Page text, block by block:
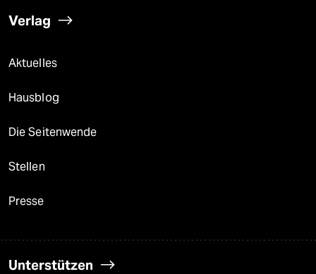
Verlag
Aktuelles
Hausblog
Die Seitenwende
Stellen
Presse
Unterstützen